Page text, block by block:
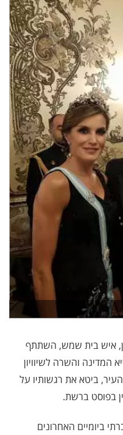
איש בית שמש, השתתף
והשרה לשיוויון
ביטא את רגשותיו על
בפוסט ברשת.
ביומיים האחרונים